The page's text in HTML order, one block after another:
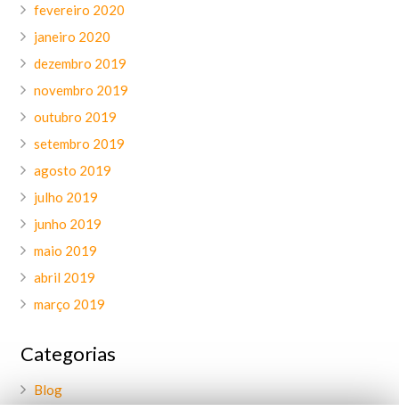
fevereiro 2020
janeiro 2020
dezembro 2019
novembro 2019
outubro 2019
setembro 2019
agosto 2019
julho 2019
junho 2019
maio 2019
abril 2019
março 2019
Categorias
Blog